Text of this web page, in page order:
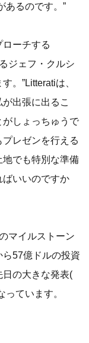
あるのです。”
ーチする
ジェフ・クルシ
。”Litteratiは、
出張に出るこ
しょっちゅうで
レゼンを行える
でも特別な準備
ばいいのですか
マイルストーン
57億ドルの投資
の大きな発表(
っています。